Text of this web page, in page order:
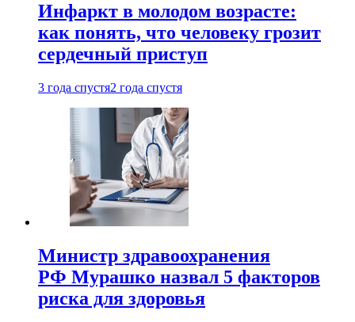
Инфаркт в молодом возрасте:
как понять, что человеку грозит
сердечный приступ
3 года спустя2 года спустя
Министр здравоохранения
РФ Мурашко назвал 5 факторов
риска для здоровья